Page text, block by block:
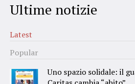
Ultime notizie
Latest
Popular
Uno spazio solidale: il